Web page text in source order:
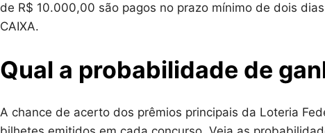
de R$ 10.000,00 são pagos no prazo mínimo de dois
CAIXA.
Qual a probabilidade de
A chance de acerto dos prêmios principais da Loteria